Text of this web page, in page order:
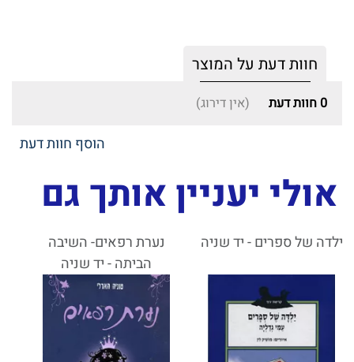
חוות דעת על המוצר
0 חוות דעת (אין דירוג)
הוסף חוות דעת
אולי יעניין אותך גם
ילדה של ספרים - יד שניה
נערת רפאים- השיבה
הביתה - יד שניה